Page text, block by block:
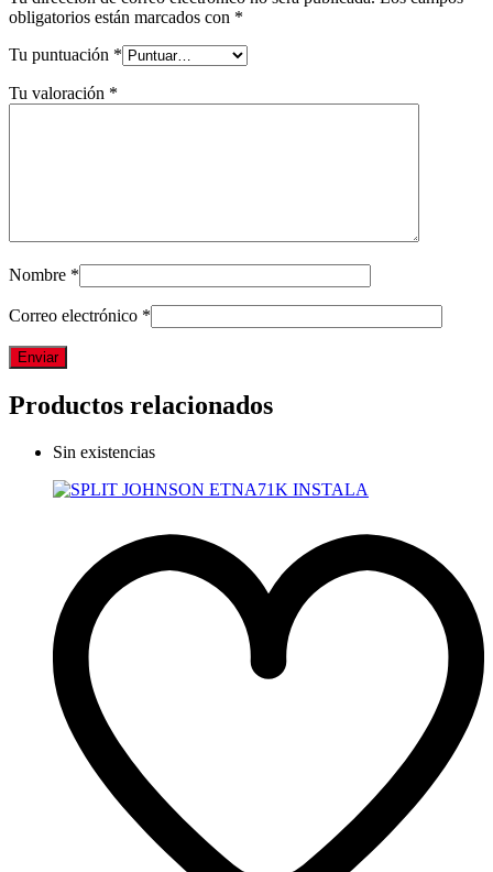
obligatorios están marcados con *
Tu puntuación *
Tu valoración *
Nombre *
Correo electrónico *
Productos relacionados
Sin existencias